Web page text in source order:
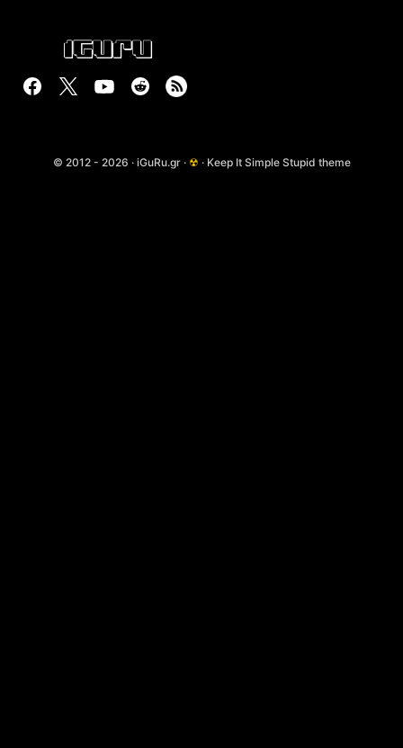
© 2012 - 2026 · iGuRu.gr · ☢ · Keep It Simple Stupid theme